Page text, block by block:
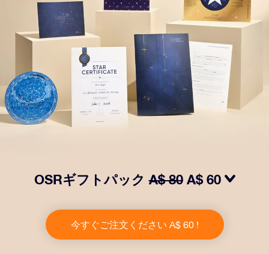
OSRギフトパックA$ 80 A$ 60
所に送付される美しい封筒とカスタマイズされたドキュ
メント、デジタルドキュメントが含まれている他、弊社
のアプリを無料で利用できます。大切や人や友達に永遠
今すぐご注文ください A$ 60 !